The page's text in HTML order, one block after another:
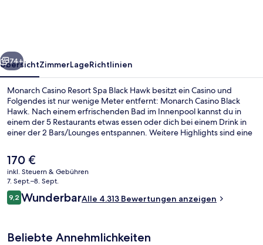
Weiter
74+
ÜbersichtZimmerLageRichtlinien
Monarch Casino Resort Spa Black Hawk besitzt ein Casino und
Folgendes ist nur wenige Meter entfernt: Monarch Casino Black
Hawk. Nach einem erfrischenden Bad im Innenpool kannst du in
einem der 5 Restaurants etwas essen oder dich bei einem Drink in
einer der 2 Bars/Lounges entspannen. Weitere Highlights sind eine
bequemen Betten erhalten tolle Bewertungen von anderen
Reisenden.
Der
aktuelle
Preis
beträgt
170 €.
170 €
inkl. Steuern & Gebühren
7. Sept.–8. Sept.
Bewertungen
9,29,2 von 10.
WunderbarAlle 4.313 Bewertungen anzeigen
Beliebte Annehmlichkeiten